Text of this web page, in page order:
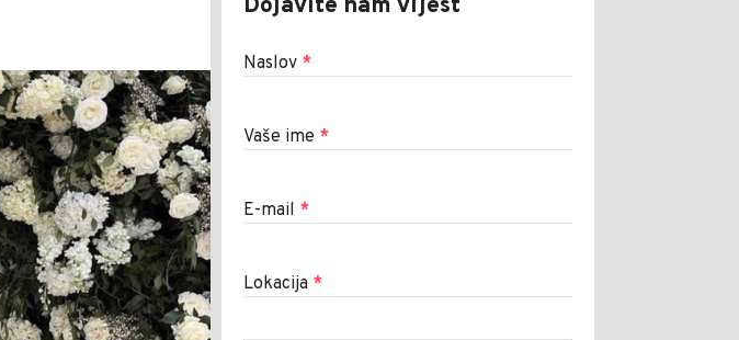
Dojavite nam vijest
Naslov *
Vaše ime *
E-mail *
Lokacija *